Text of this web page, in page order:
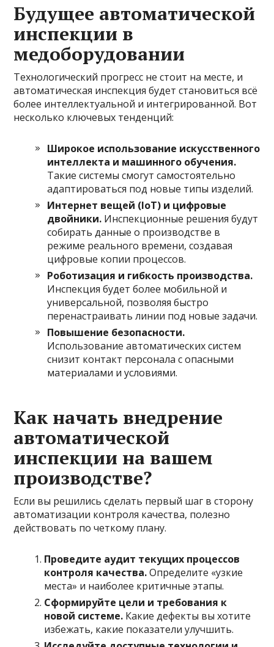
Будущее автоматической
инспекции в
медоборудовании
Технологический прогресс не стоит на месте, и
автоматическая инспекция будет становиться всё
более интеллектуальной и интегрированной. Вот
несколько ключевых тенденций:
Широкое использование искусственного
интеллекта и машинного обучения.
Такие системы смогут самостоятельно
адаптироваться под новые типы изделий.
Интернет вещей (IoT) и цифровые
двойники. Инспекционные решения будут
собирать данные о производстве в
режиме реального времени, создавая
цифровые копии процессов.
Роботизация и гибкость производства.
Инспекция будет более мобильной и
универсальной, позволяя быстро
перенастраивать линии под новые задачи.
Повышение безопасности.
Использование автоматических систем
снизит контакт персонала с опасными
материалами и условиями.
Как начать внедрение
автоматической
инспекции на вашем
производстве?
Если вы решились сделать первый шаг в сторону
автоматизации контроля качества, полезно
действовать по четкому плану.
Проведите аудит текущих процессов
контроля качества.Определите «узкие
места» и наиболее критичные этапы.
Сформируйте цели и требования к
новой системе. Какие дефекты вы хотите
избежать, какие показатели улучшить.